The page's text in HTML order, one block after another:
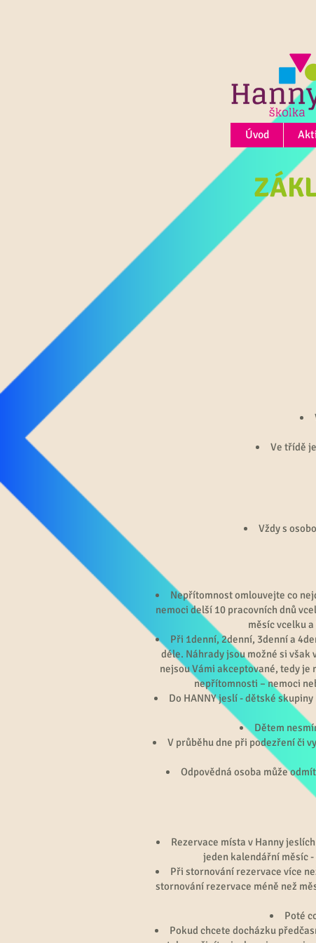
Úvod
Ve třídě
Vždy s
Nepřítomnost omlouvejte co
nemoci delší 10 pracovních dnů
měsíc vcelku
Při 1denní, 2denní, 3denní a
déle. Náhrady jsou možné si však
nejsou Vámi akceptované, tedy je
nepřítomnosti – nemoci
Do HANNY jeslí - dětské
Dětem
V průběhu dne při podezření či
Odpovědná osoba může
Rezervace místa v Hanny
jeden kalendářní měsíc -
Při stornování rezervace více
stornování rezervace méně než
Poté
Pokud chcete docházku